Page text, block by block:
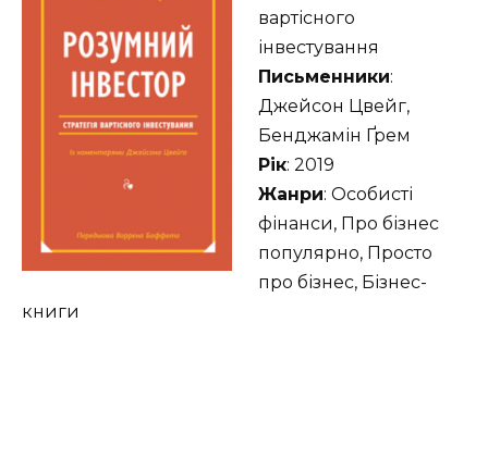
вартісного
інвестування
Письменники:
Джейсон Цвейг,
Бенджамін Ґрем
Рік: 2019
Жанри: Особисті
фінанси, Про бізнес
популярно, Просто
про бізнес, Бізнес-
книги